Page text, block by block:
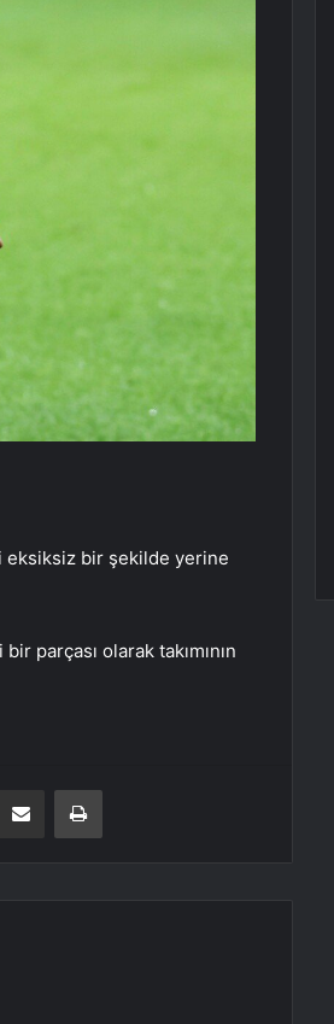
eksiksiz bir şekilde yerine
parçası olarak takımının
E-Posta ile paylaş Yazdır